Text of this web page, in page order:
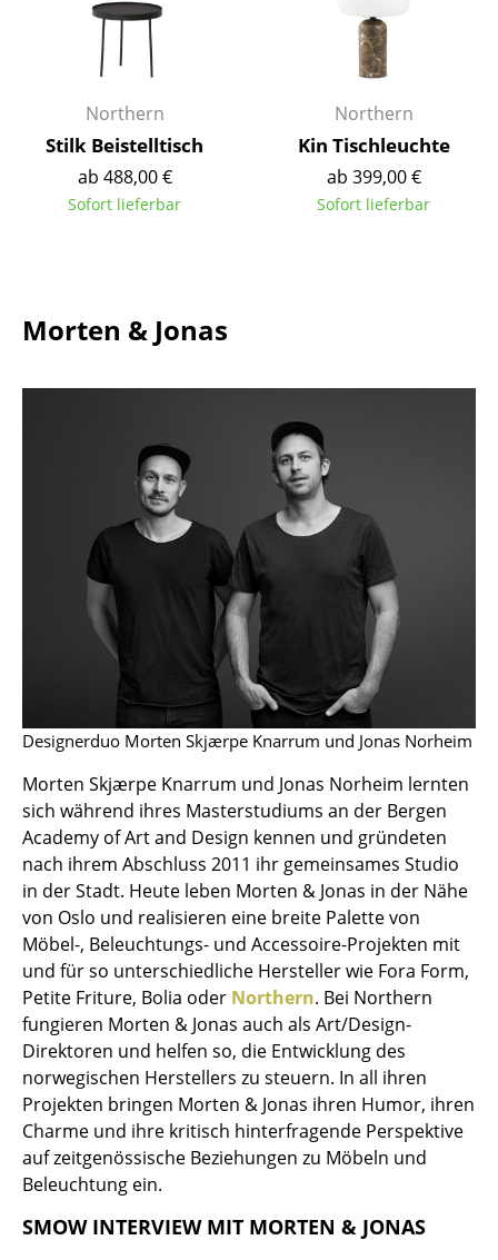
... alle Tische
Aufbewahren
Regale & Schränke
Bücherregale
Wandregale
Beistell- & Rollcontainer
Kleinaufbewahrung
... alle Aufbewahrungsmöbel
Hängeleuchten & Deckenleuchten
Tischleuchten
Schreibtischleuchten
Stehleuchten & Leseleuchten
Bodenleuchten
Wandleuchten
Outdoor-Leuchten
Akkuleuchten
... alle Leuchten
Betten
Doppelbetten
Einzelbetten
Stapelbetten
Northern
Stilk Beistelltisch
ab 488,00 €
Sofort lieferbar
Northern
Kin Tischleuchte
ab 399,00 €
Sofort lieferbar
Morten & Jonas
Designerduo Morten Skjærpe Knarrum und Jonas Norheim
Morten Skjærpe Knarrum und Jonas Norheim lernten
sich während ihres Masterstudiums an der Bergen
Academy of Art and Design kennen und gründeten
nach ihrem Abschluss 2011 ihr gemeinsames Studio
in der Stadt. Heute leben Morten & Jonas in der Nähe
von Oslo und realisieren eine breite Palette von
Möbel-, Beleuchtungs- und Accessoire-Projekten mit
und für so unterschiedliche Hersteller wie Fora Form,
Petite Friture, Bolia oder Northern. Bei Northern
fungieren Morten & Jonas auch als Art/Design-
Direktoren und helfen so, die Entwicklung des
norwegischen Herstellers zu steuern. In all ihren
Projekten bringen Morten & Jonas ihren Humor, ihren
Charme und ihre kritisch hinterfragende Perspektive
auf zeitgenössische Beziehungen zu Möbeln und
Beleuchtung ein.
SMOW INTERVIEW MIT MORTEN & JONAS